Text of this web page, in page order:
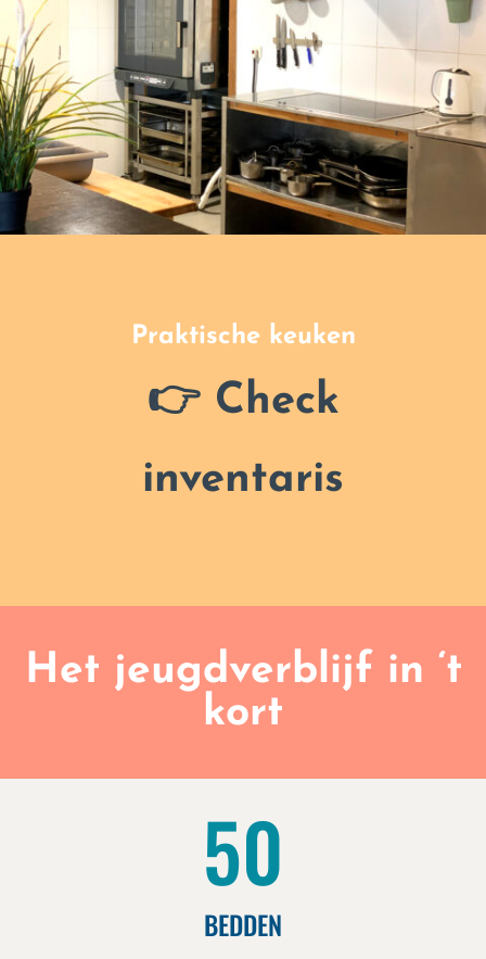
Praktische keuken
👉 Check
inventaris
Het jeugdverblijf in ‘t
kort
50
BEDDEN